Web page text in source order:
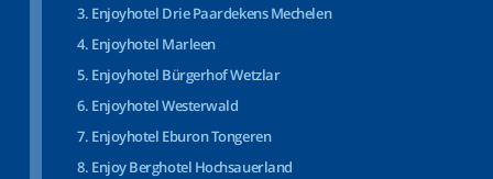
Enjoyhotel Drie Paardekens Mechelen
Enjoyhotel Marleen
Enjoyhotel Bürgerhof Wetzlar
Enjoyhotel Westerwald
Enjoyhotel Eburon Tongeren
Enjoy Berghotel Hochsauerland